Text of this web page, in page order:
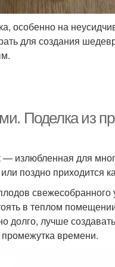
особенно на
для создания
Поделка из
излюбленная для
поздно приходится
в теплом
долго, лучше
времени.